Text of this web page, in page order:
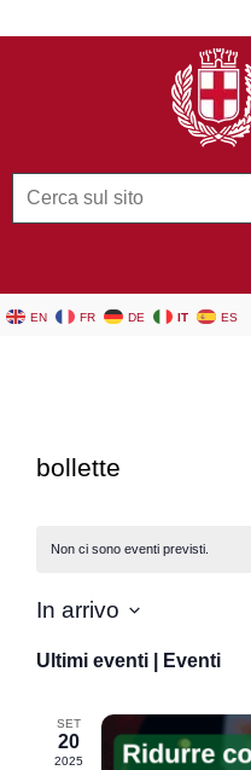
EN FR DE IT ES
bollette
Non ci sono eventi previsti.
In arrivo
la
data.
Ultimi eventi | Eventi
SET
20
2025